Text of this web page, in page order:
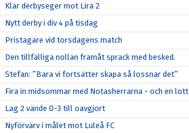
Klar derbyseger mot Lira 2
Nytt derby i div 4 på tisdag
Pristagare vid torsdagens match
Den tillfälliga nollan framåt sprack med besked.
Stefan: ”Bara vi fortsätter skapa så lossnar det”
Fira in midsommar med Notasherrarna - och en lott
Lag 2 vände 0-3 till oavgjort
Nyförvärv i målet mot Luleå FC